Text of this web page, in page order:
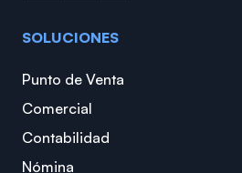
SOLUCIONES
Punto de Venta
Comercial
Contabilidad
Nómina